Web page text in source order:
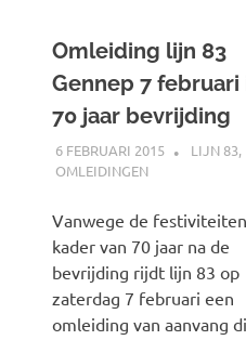
Omleiding lijn 83
Gennep 7 februari
70 jaar bevrijding
6 FEBRUARI 2015 JOHAN
LIJN 83,
OMLEIDINGEN
Vanwege de
kader van 70 jaar na de
bevrijding rijdt lijn 83 op
zaterdag 7 februari een
omleiding van aanvang